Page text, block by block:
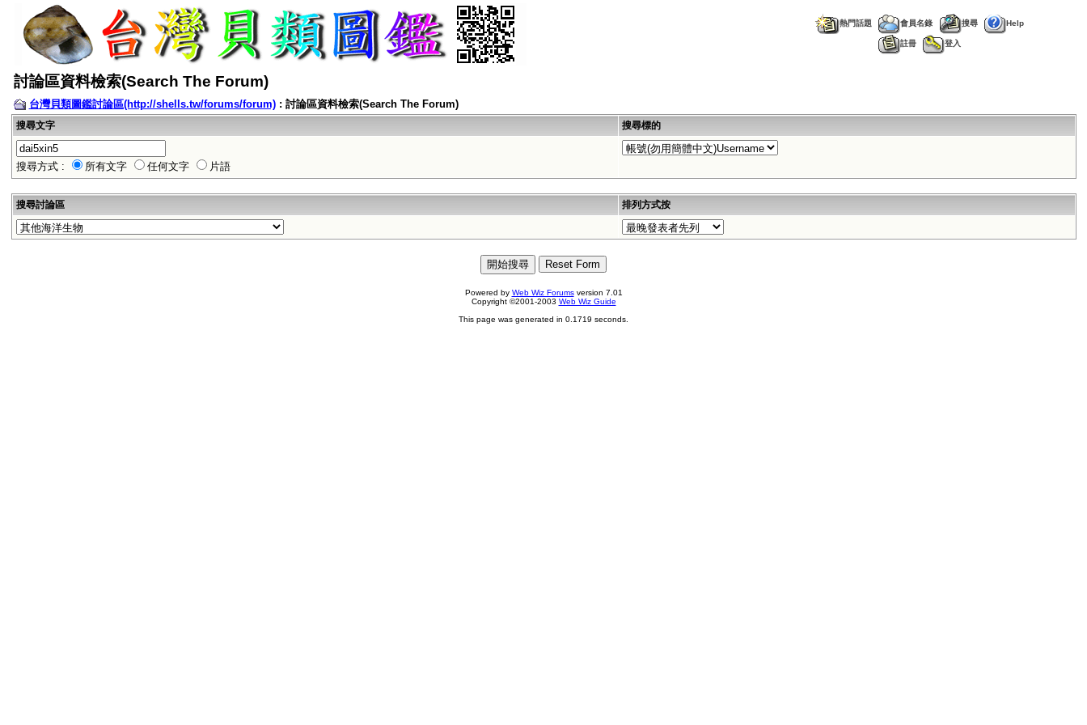
熱門話題 會員名錄 搜尋 Help
註冊 登入
討論區資料檢索(Search The Forum)
台灣貝類圖鑑討論區(http://shells.tw/forums/forum): 討論區資料檢索(Search The Forum)
搜尋文字 搜尋標的
搜尋方式 : 所有文字 任何文字 片語
搜尋討論區 排列方式按
Powered by Web Wiz Forumsversion 7.01
Copyright ©2001-2003 Web Wiz Guide
This page was generated in 0.1719 seconds.